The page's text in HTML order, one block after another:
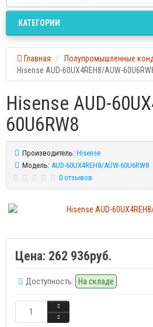
КАТЕГОРИИ
Главная
Полупромышленные
Hisense AUD-60UX4REH8/AUW-
Hisense AUD-
60U6RW8
Производитель: Hisense
Модель: AUD-60UX4REH8/AUW-60U6RW8
0 отзывов
Цена: 262 936руб.
Доступность: На складе